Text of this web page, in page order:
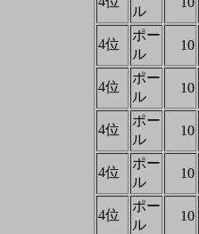
ル
4位
ポー
ル
10
4位
ポー
ル
10
4位
ポー
ル
10
4位
ポー
ル
10
4位
ポー
ル
10